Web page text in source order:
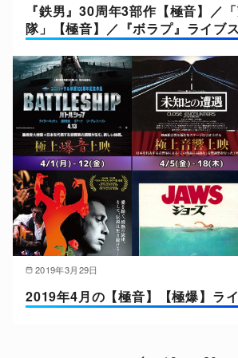
『鉄男』30周年3部作【極音】／
隊」【極音】／『ボラプ』ライブ
2019年3月29日
2019年4月の【極音】【極爆】ラ